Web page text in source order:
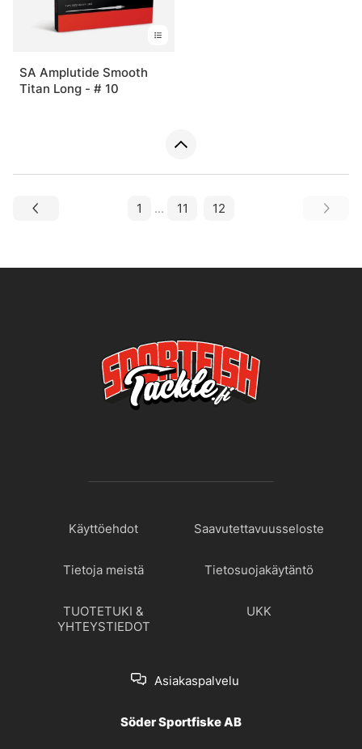
SA Amplutide Smooth
Titan Long - # 10
1 ... 11 12
Käyttöehdot Saavutettavuusseloste
Tietoja meistä Tietosuojakäytäntö
TUOTETUKI &
YHTEYSTIEDOT
UKK
Asiakaspalvelu
Söder Sportfiske AB